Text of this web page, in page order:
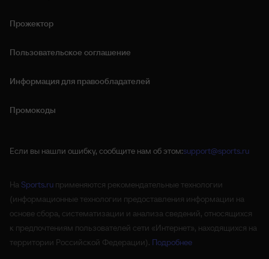
Прожектор
Пользовательское соглашение
Информация для правообладателей
Промокоды
Если вы нашли ошибку, сообщите нам об этом:support@sports.ru
НаSports.ru применяются рекомендательные технологии
(информационные технологии предоставления информации на
основе сбора, систематизации и анализа сведений, относящихся
к предпочтениям пользователей сети «Интернет», находящихся на
территории Российской Федерации). Подробнее